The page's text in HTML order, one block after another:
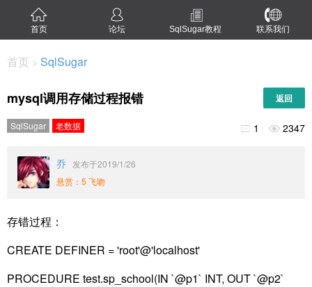
首页 论坛 SqlSugar教程 联系我们
首页 > SqlSugar
mysql调用存储过程报错 返回
SqlSugar 老数据  1  2347
乔 发布于2019/1/26
悬赏：5 飞吻
存错过程：
CREATE DEFINER = 'root'@'localhost'
PROCEDURE test.sp_school(IN `@p1` INT, OUT `@p2`